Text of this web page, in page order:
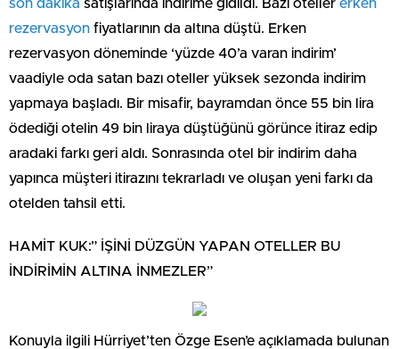
son dakika satışlarında indirime gidildi. Bazı oteller erken
rezervasyon fiyatlarının da altına düştü. Erken
rezervasyon döneminde ‘yüzde 40’a varan indirim’
vaadiyle oda satan bazı oteller yüksek sezonda indirim
yapmaya başladı. Bir misafir, bayramdan önce 55 bin lira
ödediği otelin 49 bin liraya düştüğünü görünce itiraz edip
aradaki farkı geri aldı. Sonrasında otel bir indirim daha
yapınca müşteri itirazını tekrarladı ve oluşan yeni farkı da
otelden tahsil etti.
HAMİT KUK:” İŞİNİ DÜZGÜN YAPAN OTELLER BU
İNDİRİMİN ALTINA İNMEZLER”
Konuyla ilgili Hürriyet’ten Özge Esen’e açıklamada bulunan